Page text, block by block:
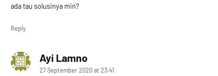
ada tau solusinya min?
Reply
Ayi Lamnosays:
27 September 2020 at 23:41